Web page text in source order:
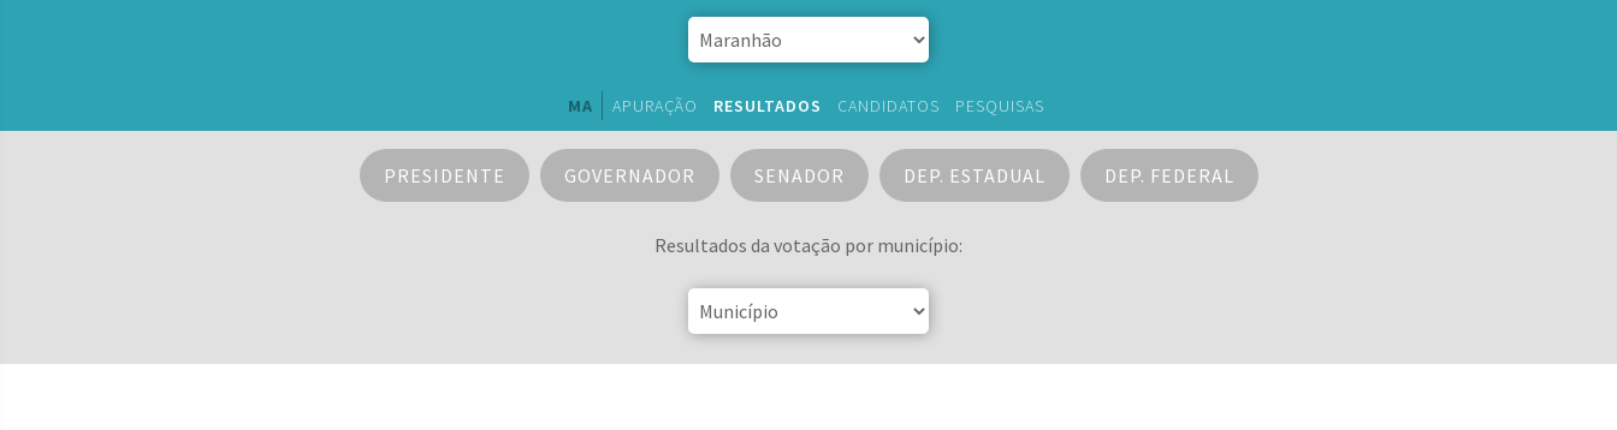
MA APURAÇÃO RESULTADOS CANDIDATOS PESQUISAS
PRESIDENTE GOVERNADOR SENADOR DEP. ESTADUAL DEP. FEDERAL
Resultados da votação por município: